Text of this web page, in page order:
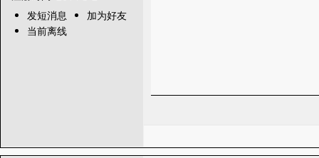
发短消息
加为好友
当前离线